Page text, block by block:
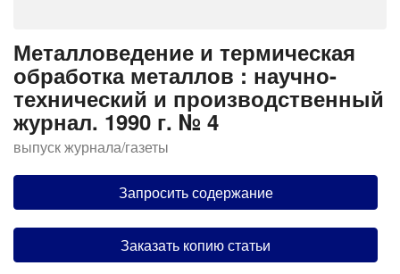
Металловедение и термическая
обработка металлов : научно-
технический и производственный
журнал. 1990 г. № 4
выпуск журнала/газеты
Запросить содержание
Заказать копию статьи